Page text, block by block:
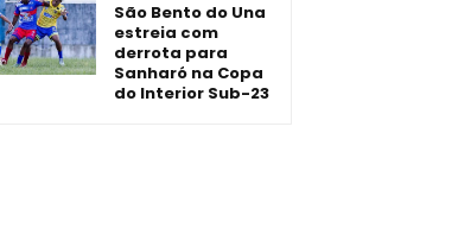
São Bento do Una
estreia com
derrota para
Sanharó na Copa
do Interior Sub-23